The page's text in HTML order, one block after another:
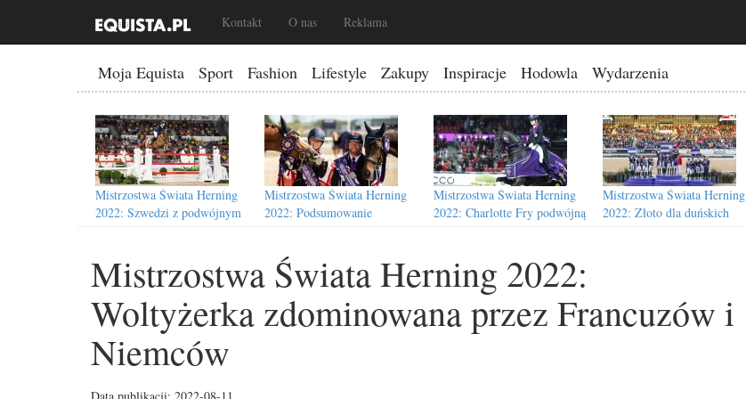
Kontakt O nas Reklama
Moja Equista Sport Fashion Lifestyle Zakupy Inspiracje Hodowla Wydarzenia
Mistrzostwa Świata Herning
2022: Szwedzi z podwójnym
Mistrzostwa Świata Herning
2022: Podsumowanie
Mistrzostwa Świata Herning
2022: Charlotte Fry podwójną
Mistrzostwa Świata Herning
2022: Złoto dla duńskich
Mistrzostwa Świata Herning
2022: SUV-y, siłownia i
ekologia
Mistrzostwa Świata Herning
Mistrzostwa Świata Herning
Mistrzostwa Świata Herning
Mistrzostwa Świata Herning 2022:
Woltyżerka zdominowana przez Francuzów i
Niemców